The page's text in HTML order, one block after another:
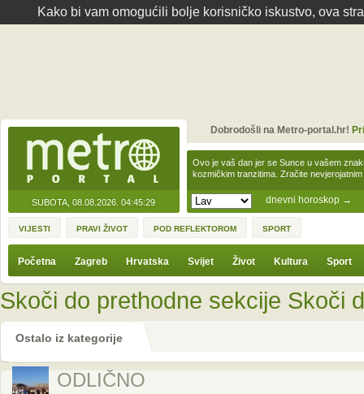
Kako bi vam omogućili bolje korisničko iskustvo, ova
SUBOTA, 08.08.2026. 04:45:29 dnevni horoskop →
Ovo je vaš dan jer se Sunce u vašem
kozmičkim tranzitima. Zračite
Dobrodošli na Metro-portal.hr!
VIJESTI PRAVI ŽIVOT POD REFLEKTOROM SPORT
Početna Zagreb Hrvatska Svijet Život Kultura Sport
Skoči do prethodne sekcije Skoči
Ostalo iz kategorije
ODLIČNO